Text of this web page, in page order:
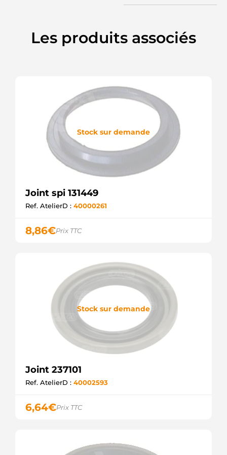
UD41318SRS
F032237766
Les produits associés
Stock sur demande
Joint spi 131449
Ref. AtelierD : 40000261
8,86€Prix TTC
Stock sur demande
Joint 237101
Ref. AtelierD : 40002593
6,64€Prix TTC